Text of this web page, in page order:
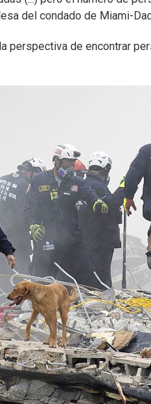
del condado de Miami-
perspectiva de encontrar